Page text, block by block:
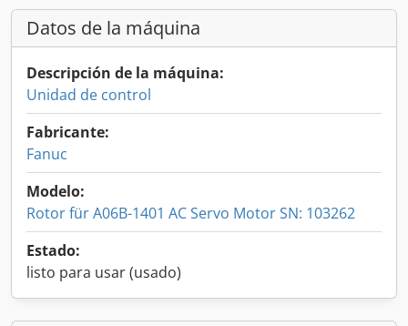
Datos de la máquina
Descripción de la máquina:
Unidad de control
Fabricante:
Fanuc
Modelo:
Rotor für A06B-1401 AC Servo Motor SN: 103262
Estado:
listo para usar (usado)